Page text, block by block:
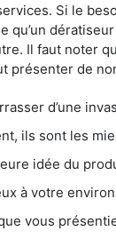
Si le
qu’un
Il faut noter
présenter de
d’une
ils sont les
idée du
à votre
vous